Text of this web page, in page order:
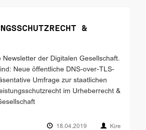
&
der Digitalen Gesellschaft.
Neue öffentliche DNS-over-TLS-
Umfrage zur staatlichen
im Urheberrecht &
18.04.2019 Kire